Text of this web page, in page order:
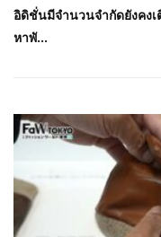
อิดิชั่นมีจำนวนจำกัดยังคงเ
หาพั...